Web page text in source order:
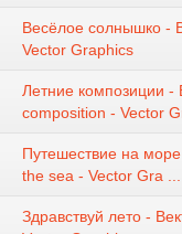
Весёлое солнышко -
Vector Graphics
Летние композиции -
composition - Vector
Путешествие на
the sea - Vector Gra ...
Здравствуй лето -